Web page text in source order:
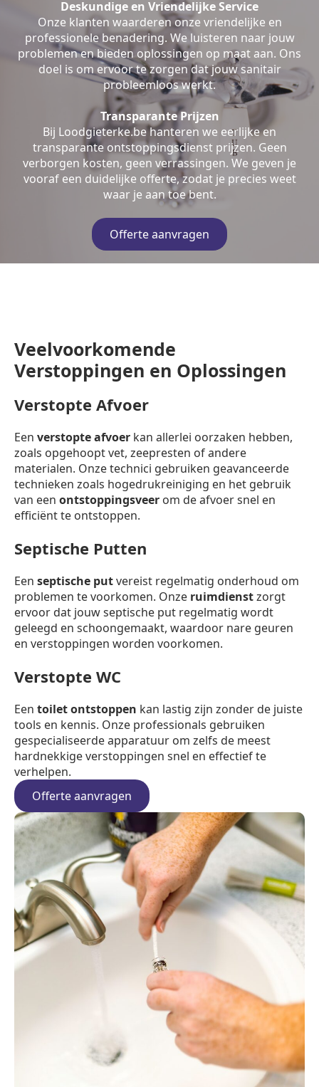
Deskundige en Vriendelijke Service
Onze klanten waarderen onze vriendelijke en
professionele benadering. We luisteren naar jouw
problemen en bieden oplossingen op maat aan. Ons
doel is om ervoor te zorgen dat jouw sanitair
probleemloos werkt.
Transparante Prijzen
Bij Loodgieterke.be hanteren we eerlijke en
transparante ontstoppingsdienst prijzen. Geen
verborgen kosten, geen verrassingen. We geven je
vooraf een duidelijke offerte, zodat je precies weet
waar je aan toe bent.
Offerte aanvragen
Veelvoorkomende
Verstoppingen en Oplossingen
Verstopte Afvoer
Een verstopte afvoer kan allerlei oorzaken hebben,
zoals opgehoopt vet, zeepresten of andere
materialen. Onze technici gebruiken geavanceerde
technieken zoals hogedrukreiniging en het gebruik
van een ontstoppingsveer om de afvoer snel en
efficiënt te ontstoppen.
Septische Putten
Een septische putvereist regelmatig onderhoud om
problemen te voorkomen. Onze ruimdienstzorgt
ervoor dat jouw septische put regelmatig wordt
geleegd en schoongemaakt, waardoor nare geuren
en verstoppingen worden voorkomen.
Verstopte WC
Een toilet ontstoppen kan lastig zijn zonder de juiste
tools en kennis. Onze professionals gebruiken
gespecialiseerde apparatuur om zelfs de meest
hardnekkige verstoppingen snel en effectief te
verhelpen.
Offerte aanvragen